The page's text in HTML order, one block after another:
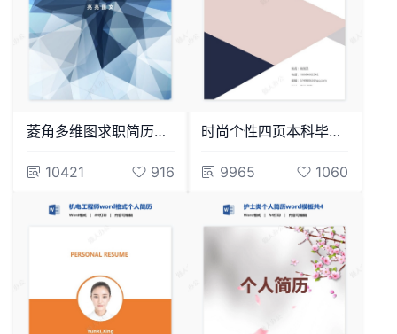
菱角多维图求职简历封面word简历模板
10421 916
时尚个性四页本科毕业生个人简历模板
9965 1060